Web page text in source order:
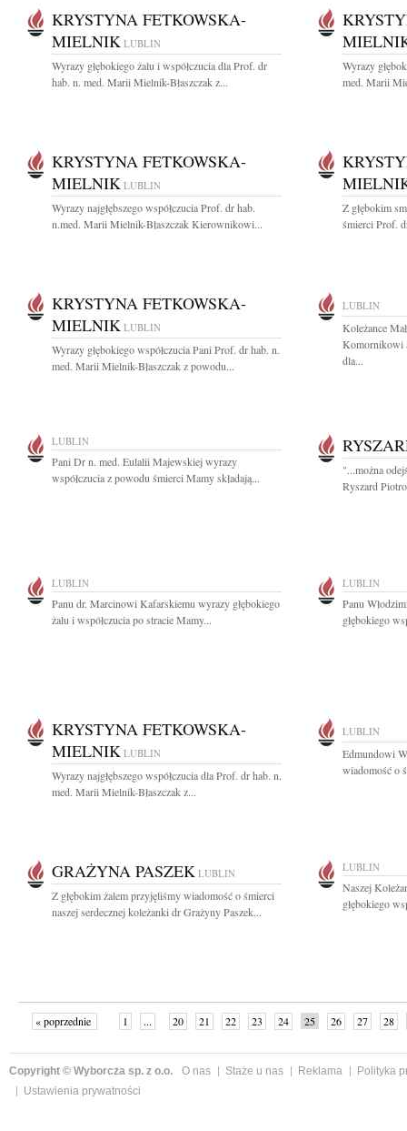
KRYSTYNA FETKOWSKA-
MIELNIK LUBLIN
Wyrazy głębokiego żalu i współczucia dla Prof. dr
hab. n. med. Marii Mielnik-Błaszczak z...
Wyrazy
med. Marii
KRYSTYNA FETKOWSKA-
MIELNIK LUBLIN
Wyrazy najgłębszego współczucia Prof. dr hab.
n.med. Marii Mielnik-Błaszczak Kierownikowi...
Z głębokim
śmierci Prof.
KRYSTYNA FETKOWSKA-
MIELNIK LUBLIN
Wyrazy głębokiego współczucia Pani Prof. dr hab. n.
med. Marii Mielnik-Błaszczak z powodu...
LUBLIN
Koleżance
Komornikowi
dla...
LUBLIN
Pani Dr n. med. Eulalii Majewskiej wyrazy
współczucia z powodu śmierci Mamy składają...
"...można
Ryszard
LUBLIN
Panu dr. Marcinowi Kafarskiemu wyrazy głębokiego
żalu i współczucia po stracie Mamy...
LUBLIN
Panu
głębokiego
KRYSTYNA FETKOWSKA-
MIELNIK LUBLIN
Wyrazy najgłębszego współczucia dla Prof. dr hab. n.
med. Marii Mielnik-Błaszczak z...
LUBLIN
Edmundowi
wiadomość o
GRAŻYNA PASZEK LUBLIN
Z głębokim żalem przyjęliśmy wiadomość o śmierci
naszej serdecznej koleżanki dr Grażyny Paszek...
LUBLIN
Naszej
głębokiego
« poprzednie 1 ... 20 21 22 23 24 25 26 27
28
Copyright © Wyborcza sp. z o.o. O nas Staże u nas Reklama
Polityka
Ustawienia prywatności